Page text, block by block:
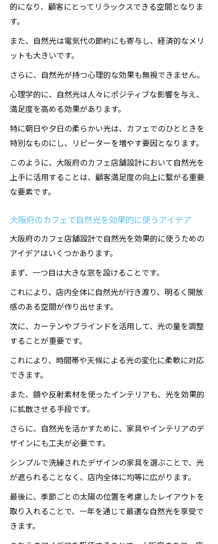
的になり、顧客にとってリラックスできる空間となりま
す。
また、自然光は電気代の節約にも寄与し、経済的なメリ
ットも大きいです。
さらに、自然光が持つ心理的な効果も無視できません。
心理学的に、自然光は人々にポジティブな影響を与え、
満足度を高める効果があります。
特に朝日や夕日の柔らかい光は、カフェでのひとときを
特別なものにし、リピーターを増やす要因となります。
このように、大阪府のカフェ店舗設計において自然光を
上手に活用することは、顧客満足度の向上に繋がる重要
な要素です。
大阪府のカフェで自然光を効果的に使うアイデア
大阪府のカフェ店舗設計で自然光を効果的に使うための
アイデアはいくつかあります。
まず、一つ目は大きな窓を設けることです。
これにより、店内全体に自然光が行き渡り、明るく開放
感のある空間が作り出せます。
次に、カーテンやブラインドを活用して、光の量を調整
することが重要です。
これにより、時間帯や天候による光の変化に柔軟に対応
できます。
また、鏡や反射素材を使ったインテリアも、光を効果的
に拡散させる手段です。
さらに、自然光を活かすために、家具やインテリアのデ
ザインにも工夫が必要です。
シンプルで洗練されたデザインの家具を選ぶことで、光
が遮られることなく、店内全体に均等に広がります。
最後に、季節ごとの太陽の位置を考慮したレイアウトを
取り入れることで、一年を通じて最適な自然光を享受で
きます。